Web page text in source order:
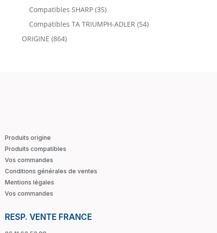
Compatibles SHARP (35)
Compatibles TA TRIUMPH-ADLER (54)
ORIGINE (864)
Produits origine
Produits compatibles
Vos commandes
Conditions générales de ventes
Mentions légales
Vos commandes
RESP. VENTE FRANCE